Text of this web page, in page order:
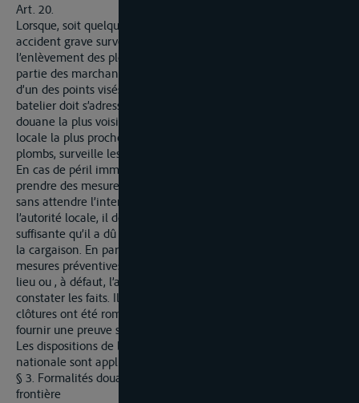
Art. 20.
Lorsque, soit quelque circonstance spéciale, soit quelque
accident grave survenu au bâtiment ou à la cargaison exige
l’enlèvement des plombs ou le déchargement de tout ou
partie des marchandises sous régime de douane, en dehors
d’un des points visés à l’article précédent, le capitaine ou le
batelier doit s’adresser au préalable aux employés de la
douane la plus voisine ou, en cas de nécessité, à l’autorité
locale la plus proche, laquelle procède à l’enlèvement des
plombs, surveille les opérations et dresse procès-verbal du fait.
En cas de péril imminent, le capitaine ou batelier peut
prendre des mesures de son propre chef sans demander ou
sans attendre l’intervention des employés de la douane ou de
l’autorité locale, il doit, dans ce cas, prouver d’une manière
suffisante qu’il a dû agir ainsi dans l’intérêt du bâtiment ou de
la cargaison. En pareil cas, il doit aussitôt après avoir pris les
mesures préventives, en avertir les employés de la douane du
lieu ou , à défaut, l’autorité locale la plus proche, pour faire
constater les faits. Il doit agir de même dans les cas où les
clôtures ont été rompues accidentellement, ce dont il doit
fournir une preuve suffisante.
Les dispositions de l’article 13 ou celles de la législation
nationale sont applicables suivant les cas.
§ 3. Formalités douanières sur les sections où le Rhin forme
frontière